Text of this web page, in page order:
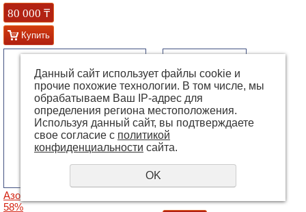
80 000 ₸
Купить
Азотная кислота техническая
58%
Данный сайт использует файлы cookie и
прочие похожие технологии. В том числе, мы
обрабатываем Ваш IP-адрес для
определения региона местоположения.
Используя данный сайт, вы подтверждаете
свое согласие с политикой
конфиденциальности сайта.
OK